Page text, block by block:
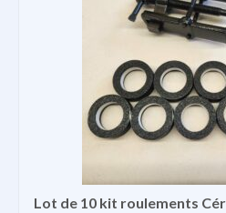
Lot de 10 kit roulements